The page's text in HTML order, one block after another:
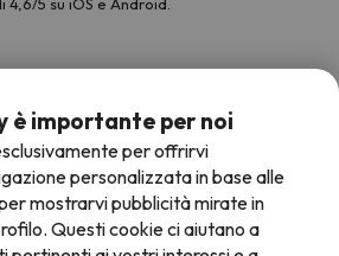
4,6/5 su iOS e Android.
è importante per noi
per offrirvi
personalizzata in base alle
mostrarvi pubblicità mirate in
Questi cookie ci aiutano a